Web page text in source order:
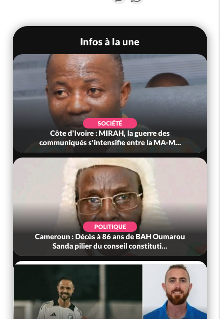
Infos à la une
SOCIÉTÉ
Côte d'Ivoire : MIRAH, la guerre des
communiqués s'intensifie entre la MA-M...
POLITIQUE
Cameroun : Décès à 86 ans de BAH Oumarou
Sanda pilier du conseil constituti...